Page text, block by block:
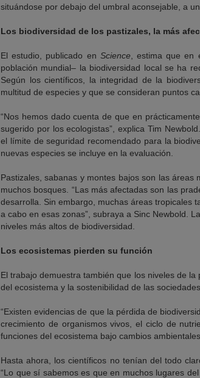
situándose por debajo del umbral aconsejable, a
Los biodiversidad de los pastizales, la más
El estudio, publicado en Science , estima que
población mundial– la biodiversidad local se ha
Según los científicos, la integridad de la
multitud de especies y que se consideran puntos
“Nos hemos dado cuenta de que en
sugerido por los ecologistas”, explica Tim
el límite de seguridad recomendado para la
nuevas especies se incluye en la evaluación.
Pastizales, sabanas y montes bajos son las
muchos bosques. “Las más afectadas son las
desarrolla. Sin embargo, muchas áreas tropicales
a cabo en esas zonas”, subraya a Sinc Newbold.
niveles más altos de biodiversidad.
Los ecosistemas pierden su función
El trabajo demuestra también que los niveles de
del ecosistema y la sostenibilidad de las
“Existen evidencias de que la pérdida de
crecimiento de organismos vivos, el ciclo de
funciones del ecosistema bajo cambios
Hasta ahora, los científicos no tenían del todo
“Lo que sí sabemos es que en muchos lugares